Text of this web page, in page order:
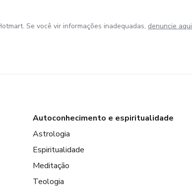
Se você vir informações inadequadas, denuncie aqui
Autoconhecimento e espiritualidade
Astrologia
Espiritualidade
Meditação
Teologia